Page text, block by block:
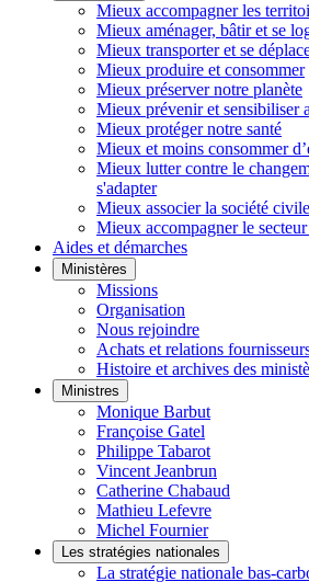
Mieux accompagner les
Mieux aménager, bâtir et se
Mieux transporter et se
Mieux produire et consommer
Mieux préserver notre planète
Mieux prévenir et sensibiliser
Mieux protéger notre santé
Mieux et moins consommer
Mieux lutter contre le
s'adapter
Mieux associer la société civile
Mieux accompagner le
Aides et démarches
Ministères
Missions
Organisation
Nous rejoindre
Achats et relations
Histoire et archives des
Ministres
Monique Barbut
Françoise Gatel
Philippe Tabarot
Vincent Jeanbrun
Catherine Chabaud
Mathieu Lefevre
Michel Fournier
Les stratégies nationales
La stratégie nationale bas-